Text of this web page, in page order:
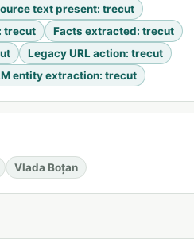
text present: trecut
: trecut Facts extracted: trecut
Legacy URL action: trecut
entity extraction: trecut
Vlada Boțan